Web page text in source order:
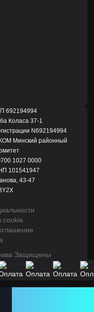
692194994
Коласа 37-1
N692194994
Минский районный
1027 0000
101541947
43-47
cookie
Защищены